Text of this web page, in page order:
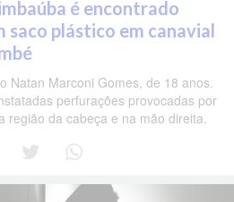
é encontrado
plástico em canavial
Natan Marconi Gomes, de 18 anos.
perfurações provocadas por
da cabeça e na mão direita.